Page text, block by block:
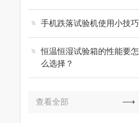
手机跌落试验机使用小技巧
恒温恒湿试验箱的性能要怎
么选择？
查看全部